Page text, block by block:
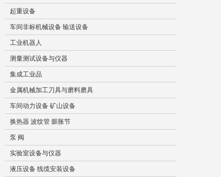
起重设备
车间非标机械设备 输送设备
工业机器人
测量测试设备与仪器
集成工业品
金属机械加工刀具与磨料磨具
车间动力设备 矿山设备
换热器 波纹管 膨胀节
泵 阀
实验室设备与仪器
液压设备 线缆安装设备